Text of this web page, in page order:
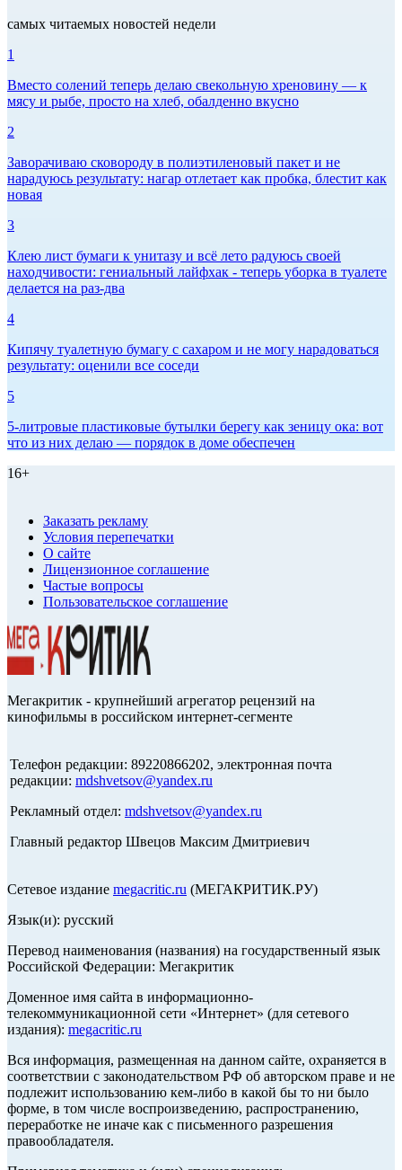
самых читаемых новостей недели
1
Вместо солений теперь делаю свекольную хреновину — к
мясу и рыбе, просто на хлеб, обалденно вкусно
2
Заворачиваю сковороду в полиэтиленовый пакет и не
нарадуюсь результату: нагар отлетает как пробка, блестит как
новая
3
Клею лист бумаги к унитазу и всё лето радуюсь своей
находчивости: гениальный лайфхак - теперь уборка в туалете
делается на раз-два
4
Кипячу туалетную бумагу с сахаром и не могу нарадоваться
результату: оценили все соседи
5
5-литровые пластиковые бутылки берегу как зеницу ока: вот
что из них делаю — порядок в доме обеспечен
16+
Заказать рекламу
Условия перепечатки
О сайте
Лицензионное соглашение
Частые вопросы
Пользовательское соглашение
Мегакритик - крупнейший агрегатор рецензий на
кинофильмы в российском интернет-сегменте
Телефон редакции: 89220866202, электронная почта
редакции: mdshvetsov@yandex.ru
Рекламный отдел: mdshvetsov@yandex.ru
Главный редактор Швецов Максим Дмитриевич
Сетевое издание megacritic.ru (МЕГАКРИТИК.РУ)
Язык(и): русский
Перевод наименования (названия) на государственный язык
Российской Федерации: Мегакритик
Доменное имя сайта в информационно-
телекоммуникационной сети «Интернет» (для сетевого
издания): megacritic.ru
Вся информация, размещенная на данном сайте, охраняется в
соответствии с законодательством РФ об авторском праве и не
подлежит использованию кем-либо в какой бы то ни было
форме, в том числе воспроизведению, распространению,
переработке не иначе как с письменного разрешения
правообладателя.